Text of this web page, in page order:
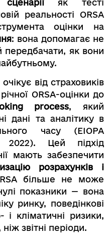
як тесті
реальності ORSA
оцінки на
: вона допомагає не
як вони
від страховиків
ORSA-оцінки до
process, який
дані та аналітику в
часу (EIOPA
2022). Цей підхід
мають забезпечити
розрахунків і
більше не може
показники — вона
ринку, поведінкові
і кліматичні ризики,
звітні періоди.